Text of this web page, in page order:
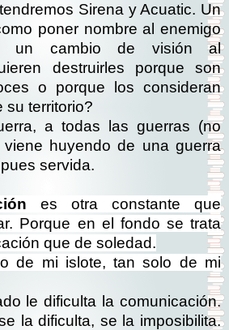
Sirena y Acuatic. Un
poner nombre al enemigo
un cambio de visión al
destruirles porque son
o porque los consideran
su territorio?
a todas las guerras (no
huyendo de una guerra
servida.
es otra constante que
Porque en el fondo se trata
que de soledad.
de mi islote, tan solo de mi
le dificulta la comunicación.
la dificulta, se la imposibilita.